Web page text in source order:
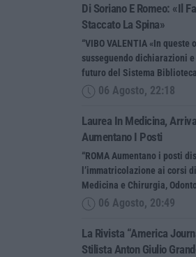
Di Soriano E Romeo: «Il
Staccato La Spina»
“VIBO VALENTIA «In queste
susseguendo dichiarazioni
futuro del Sistema
06 Agosto, 22:18
Laurea In Medicina,
Aumentano I Posti
“ROMA Aumentano i posti
l’immatricolazione ai corsi
Medicina e Chirurgia,
06 Agosto, 20:49
La Rivista “America
Stilista Anton Giulio